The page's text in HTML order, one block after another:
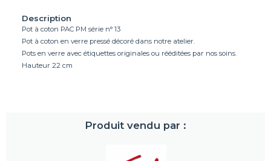
Description
Pot à coton PAC PM série n° 13
Pot à coton en verre pressé décoré dans notre atelier.
Pots en verre avec étiquettes originales ou rééditées par nos soins.
Hauteur 22 cm
Produit vendu par :